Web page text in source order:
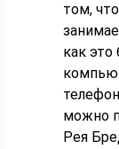
том,
как
можно
Рея